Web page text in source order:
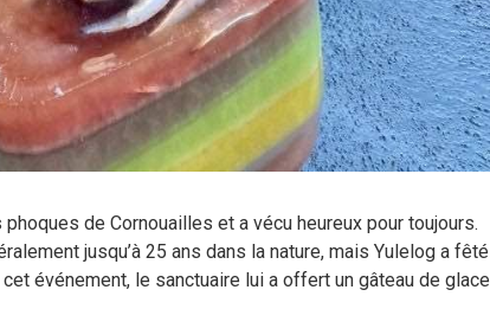
de Cornouailles et a vécu heureux pour toujours.
jusqu’à 25 ans dans la nature, mais Yulelog a fêté
événement, le sanctuaire lui a offert un gâteau de glace